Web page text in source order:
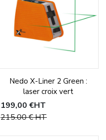
Nedo X-Liner 2 Green :
laser croix vert
199,00 €HT
215,00 €HT